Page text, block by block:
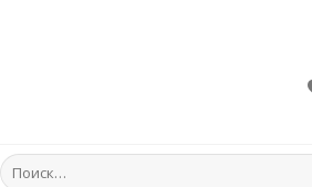
Искать: